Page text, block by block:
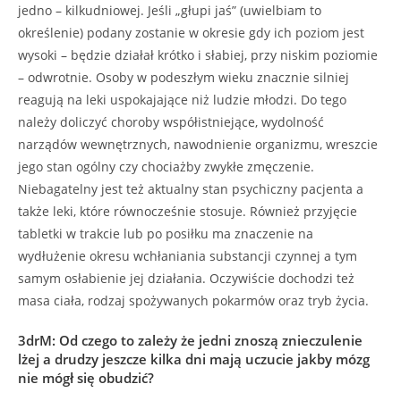
jedno – kilkudniowej. Jeśli „głupi jaś” (uwielbiam to
określenie) podany zostanie w okresie gdy ich poziom jest
wysoki – będzie działał krótko i słabiej, przy niskim poziomie
– odwrotnie. Osoby w podeszłym wieku znacznie silniej
reagują na leki uspokajające niż ludzie młodzi. Do tego
należy doliczyć choroby współistniejące, wydolność
narządów wewnętrznych, nawodnienie organizmu, wreszcie
jego stan ogólny czy chociażby zwykłe zmęczenie.
Niebagatelny jest też aktualny stan psychiczny pacjenta a
także leki, które równocześnie stosuje. Również przyjęcie
tabletki w trakcie lub po posiłku ma znaczenie na
wydłużenie okresu wchłaniania substancji czynnej a tym
samym osłabienie jej działania. Oczywiście dochodzi też
masa ciała, rodzaj spożywanych pokarmów oraz tryb życia.
3drM: Od czego to zależy że jedni znoszą znieczulenie
lżej a drudzy jeszcze kilka dni mają uczucie jakby mózg
nie mógł się obudzić?